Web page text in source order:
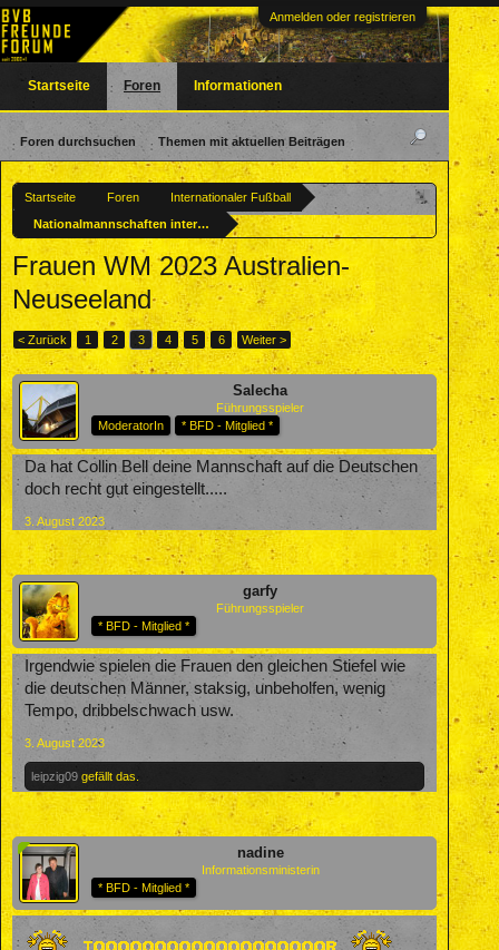
Anmelden oder registrieren
Startseite Foren
Internationaler Fußball
Nationalmannschaften international
Frauen WM 2023 Australien-
Neuseeland
< Zurück 1 2 3 4 5 6 Weiter >
Salecha
Führungsspieler
ModeratorIn
* BFD - Mitglied *
Da hat Collin Bell deine Mannschaft auf die Deutschen
doch recht gut eingestellt.....
3. August 2023
garfy
Führungsspieler
* BFD - Mitglied *
Irgendwie spielen die Frauen den gleichen Stiefel wie
die deutschen Männer, staksig, unbeholfen, wenig
Tempo, dribbelschwach usw.
3. August 2023
leipzig09 gefällt das.
nadine
Informationsministerin
* BFD - Mitglied *
Startseite Foren
Foren durchsuchen Themen mit aktuellen Beiträgen
Informationen